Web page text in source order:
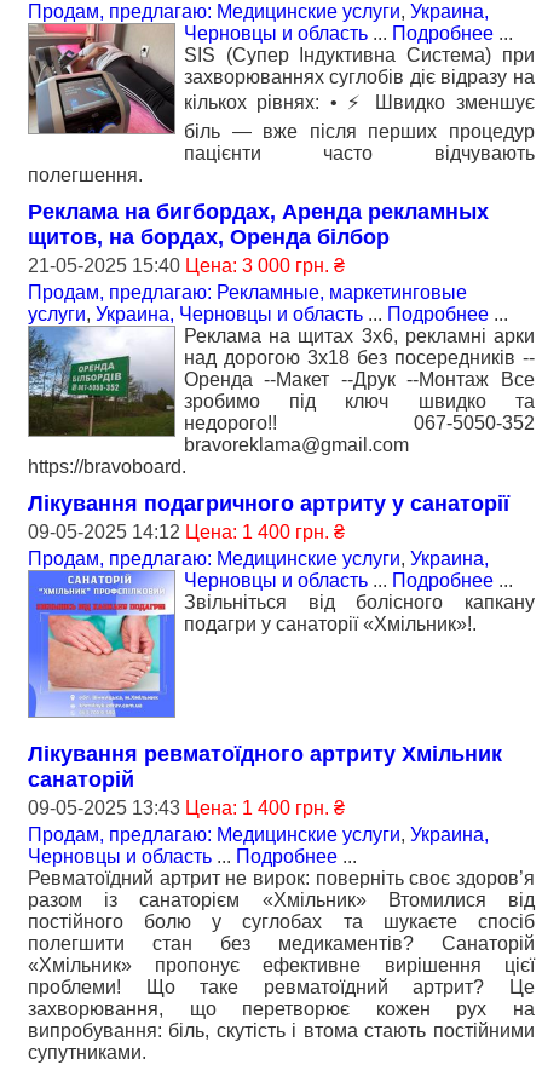
Продам, предлагаю: Медицинские услуги, Украина,
Черновцы и область ... Подробнее ...
SIS (Супер Індуктивна Система) при
захворюваннях суглобів діє відразу на
кількох рівнях: • ⚡ Швидко зменшує
біль — вже після перших процедур
пацієнти часто відчувають
полегшення.
Реклама на бигбордах, Аренда рекламных
щитов, на бордах, Оренда білбор
21-05-2025 15:40 Цена: 3 000 грн. ₴
Продам, предлагаю: Рекламные, маркетинговые
услуги, Украина, Черновцы и область ... Подробнее ...
Реклама на щитах 3х6, рекламні арки
над дорогою 3х18 без посередників --
Оренда --Макет --Друк --Монтаж Все
зробимо під ключ швидко та
недорого!! 067-5050-352
bravoreklama@gmail.com
https://bravoboard.
Лікування подагричного артриту у санаторії
09-05-2025 14:12 Цена: 1 400 грн. ₴
Продам, предлагаю: Медицинские услуги, Украина,
Черновцы и область ... Подробнее ...
Звільніться від болісного капкану
подагри у санаторії «Хмільник»!.
Лікування ревматоїдного артриту Хмільник
санаторій
09-05-2025 13:43 Цена: 1 400 грн. ₴
Продам, предлагаю: Медицинские услуги, Украина,
Черновцы и область ... Подробнее ...
Ревматоїдний артрит не вирок: поверніть своє здоров’я
разом із санаторієм «Хмільник» Втомилися від
постійного болю у суглобах та шукаєте спосіб
полегшити стан без медикаментів? Санаторій
«Хмільник» пропонує ефективне вирішення цієї
проблеми! Що таке ревматоїдний артрит? Це
захворювання, що перетворює кожен рух на
випробування: біль, скутість і втома стають постійними
супутниками.